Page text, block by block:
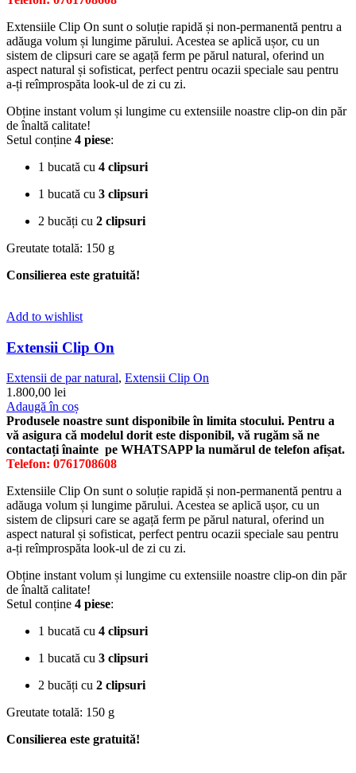
Extensiile Clip On sunt o soluție rapidă și non-permanentă pentru a
adăuga volum și lungime părului. Acestea se aplică ușor, cu un
sistem de clipsuri care se agață ferm pe părul natural, oferind un
aspect natural și sofisticat, perfect pentru ocazii speciale sau pentru
a-ți reîmprospăta look-ul de zi cu zi.
Obține instant volum și lungime cu extensiile noastre clip-on din păr
de înaltă calitate!
Setul conține 4 piese:
1 bucată cu 4 clipsuri
1 bucată cu 3 clipsuri
2 bucăți cu 2 clipsuri
Greutate totală: 150 g
Consilierea este gratuită!
Add to wishlist
Extensii Clip On
Extensii de par natural, Extensii Clip On
1.800,00 lei
Adaugă în coș
Produsele noastre sunt disponibile în limita stocului. Pentru a
vă asigura că modelul dorit este disponibil, vă rugăm să ne
contactați înainte pe WHATSAPP la numărul de telefon afișat.
Telefon: 0761708608
Extensiile Clip On sunt o soluție rapidă și non-permanentă pentru a
adăuga volum și lungime părului. Acestea se aplică ușor, cu un
sistem de clipsuri care se agață ferm pe părul natural, oferind un
aspect natural și sofisticat, perfect pentru ocazii speciale sau pentru
a-ți reîmprospăta look-ul de zi cu zi.
Obține instant volum și lungime cu extensiile noastre clip-on din păr
de înaltă calitate!
Setul conține 4 piese:
1 bucată cu 4 clipsuri
1 bucată cu 3 clipsuri
2 bucăți cu 2 clipsuri
Greutate totală: 150 g
Consilierea este gratuită!